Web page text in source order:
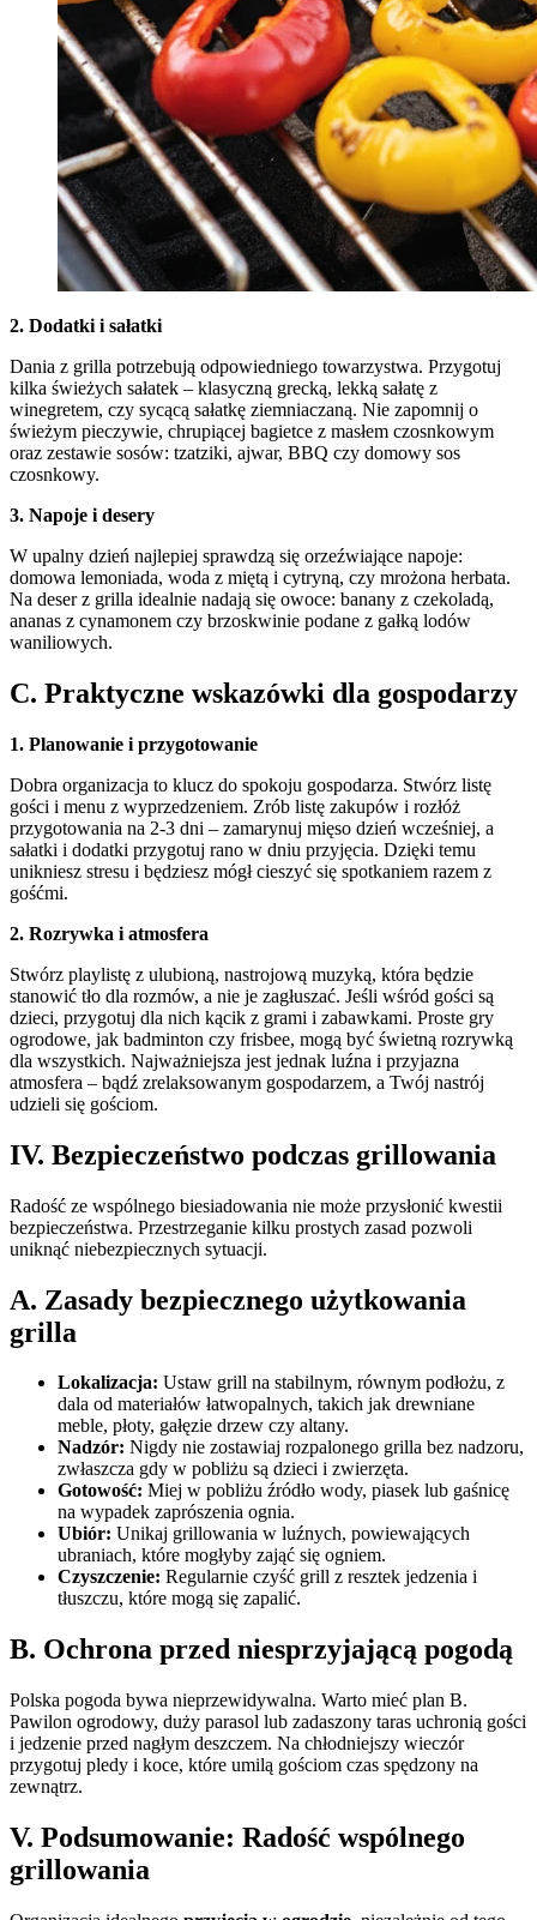
2. Dodatki i sałatki
Dania z grilla potrzebują odpowiedniego towarzystwa. Przygotuj
kilka świeżych sałatek – klasyczną grecką, lekką sałatę z
winegretem, czy sycącą sałatkę ziemniaczaną. Nie zapomnij o
świeżym pieczywie, chrupiącej bagietce z masłem czosnkowym
oraz zestawie sosów: tzatziki, ajwar, BBQ czy domowy sos
czosnkowy.
3. Napoje i desery
W upalny dzień najlepiej sprawdzą się orzeźwiające napoje:
domowa lemoniada, woda z miętą i cytryną, czy mrożona herbata.
Na deser z grilla idealnie nadają się owoce: banany z czekoladą,
ananas z cynamonem czy brzoskwinie podane z gałką lodów
waniliowych.
C. Praktyczne wskazówki dla gospodarzy
1. Planowanie i przygotowanie
Dobra organizacja to klucz do spokoju gospodarza. Stwórz listę
gości i menu z wyprzedzeniem. Zrób listę zakupów i rozłóż
przygotowania na 2-3 dni – zamarynuj mięso dzień wcześniej, a
sałatki i dodatki przygotuj rano w dniu przyjęcia. Dzięki temu
unikniesz stresu i będziesz mógł cieszyć się spotkaniem razem z
gośćmi.
2. Rozrywka i atmosfera
Stwórz playlistę z ulubioną, nastrojową muzyką, która będzie
stanowić tło dla rozmów, a nie je zagłuszać. Jeśli wśród gości są
dzieci, przygotuj dla nich kącik z grami i zabawkami. Proste gry
ogrodowe, jak badminton czy frisbee, mogą być świetną rozrywką
dla wszystkich. Najważniejsza jest jednak luźna i przyjazna
atmosfera – bądź zrelaksowanym gospodarzem, a Twój nastrój
udzieli się gościom.
IV. Bezpieczeństwo podczas grillowania
Radość ze wspólnego biesiadowania nie może przysłonić kwestii
bezpieczeństwa. Przestrzeganie kilku prostych zasad pozwoli
uniknąć niebezpiecznych sytuacji.
A. Zasady bezpiecznego użytkowania
grilla
Lokalizacja: Ustaw grill na stabilnym, równym podłożu, z
dala od materiałów łatwopalnych, takich jak drewniane
meble, płoty, gałęzie drzew czy altany.
Nadzór: Nigdy nie zostawiaj rozpalonego grilla bez nadzoru,
zwłaszcza gdy w pobliżu są dzieci i zwierzęta.
Gotowość: Miej w pobliżu źródło wody, piasek lub gaśnicę
na wypadek zaprószenia ognia.
Ubiór: Unikaj grillowania w luźnych, powiewających
ubraniach, które mogłyby zająć się ogniem.
Czyszczenie: Regularnie czyść grill z resztek jedzenia i
tłuszczu, które mogą się zapalić.
B. Ochrona przed niesprzyjającą pogodą
Polska pogoda bywa nieprzewidywalna. Warto mieć plan B.
Pawilon ogrodowy, duży parasol lub zadaszony taras uchronią gości
i jedzenie przed nagłym deszczem. Na chłodniejszy wieczór
przygotuj pledy i koce, które umilą gościom czas spędzony na
zewnątrz.
V. Podsumowanie: Radość wspólnego
grillowania